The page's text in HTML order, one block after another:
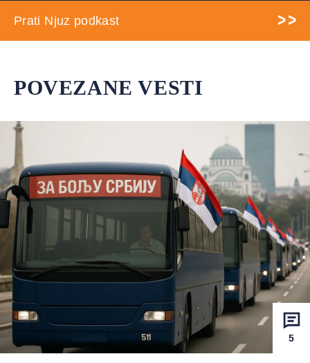
Prati Njuz podkast
POVEZANE VESTI
5